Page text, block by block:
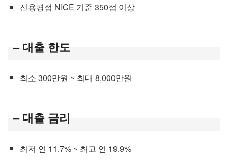
신용평점 NICE 기준 350점 이상
– 대출 한도
최소 300만원 ~ 최대 8,000만원
– 대출 금리
최저 연 11.7% ~ 최고 연 19.9%